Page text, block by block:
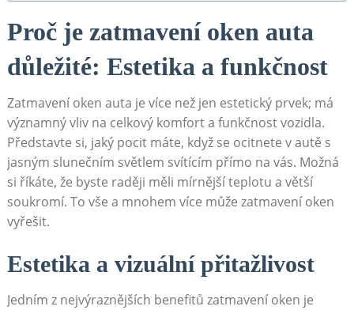
Proč ​je zatmavení oken‌ auta
důležité: Estetika a funkčnost
Zatmavení oken auta je více než jen estetický prvek;⁣ má
⁤významný vliv⁤ na⁣ celkový ‌komfort a funkčnost vozidla.
Představte si, jaký pocit ⁤máte, ‍když ⁢se ocitnete⁣ v ⁢autě‍ s
⁢jasným slunečním světlem svítícím ⁤přímo na vás. Možná
si ‌říkáte,​ že byste raději‍ měli mírnější teplotu a ​větší
soukromí. To ⁣vše a mnohem více může zatmavení oken
vyřešit.
Estetika a vizuální přitažlivost
Jedním ⁣z nejvýraznějších benefitů zatmavení oken je